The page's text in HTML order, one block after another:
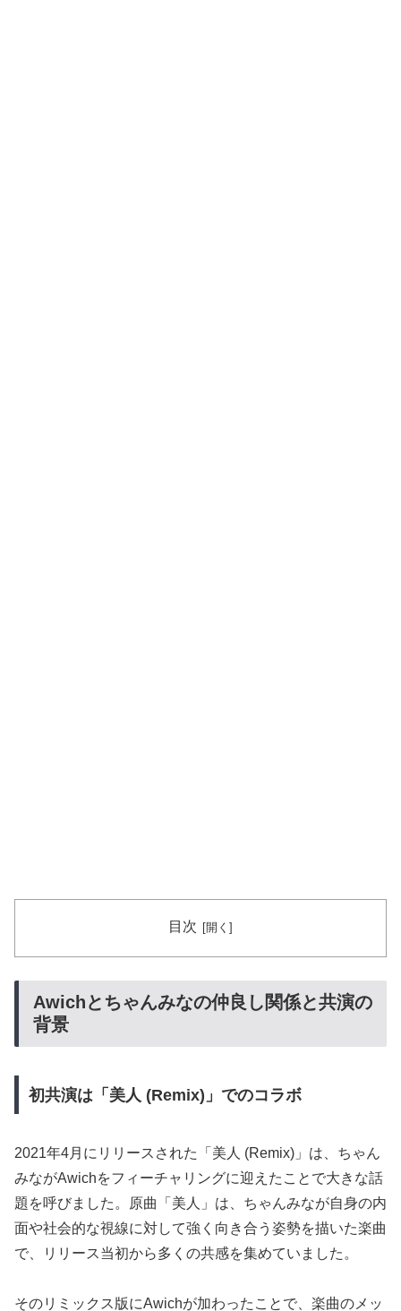
目次
Awichとちゃんみなの仲良し関係と共演の
背景
初共演は「美人 (Remix)」でのコラボ
2021年4月にリリースされた「美人 (Remix)」は、ちゃん
みながAwichをフィーチャリングに迎えたことで大きな話
題を呼びました。原曲「美人」は、ちゃんみなが自身の内
面や社会的な視線に対して強く向き合う姿勢を描いた楽曲
で、リリース当初から多くの共感を集めていました。
そのリミックス版にAwichが加わったことで、楽曲のメッ